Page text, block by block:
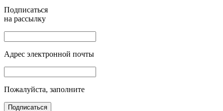
Подписаться
на рассылку
Адрес электронной почты
Пожалуйста, заполните
Подписаться